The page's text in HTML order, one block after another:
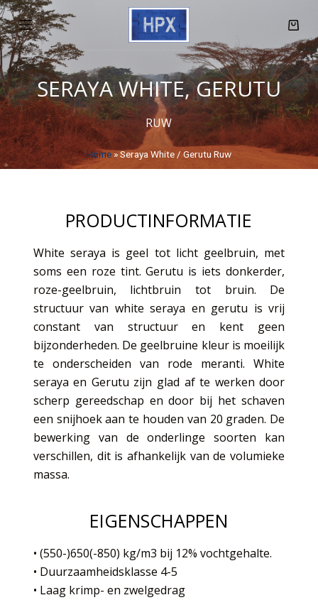
D
o
o
r
g
a
a
n
n
SERAYA WHITE, GERUTU
RUW
Home»Seraya White / Gerutu Ruw
PRODUCTINFORMATIE
White seraya is geel tot licht geelbruin, met
soms een roze tint. Gerutu is iets donkerder,
roze-geelbruin, lichtbruin tot bruin. De
structuur van white seraya en gerutu is vrij
constant van structuur en kent geen
bijzonderheden. De geelbruine kleur is moeilijk
te onderscheiden van rode meranti. White
seraya en Gerutu zijn glad af te werken door
scherp gereedschap en door bij het schaven
een snijhoek aan te houden van 20 graden. De
bewerking van de onderlinge soorten kan
verschillen, dit is afhankelijk van de volumieke
massa.
EIGENSCHAPPEN
• (550-)650(-850) kg/m3 bij 12% vochtgehalte.
• Duurzaamheidsklasse 4-5
• Laag krimp- en zwelgedrag